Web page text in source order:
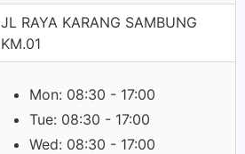
JL RAYA KARANG SAMBUNG
KM.01
Mon: 08:30 - 17:00
Tue: 08:30 - 17:00
Wed: 08:30 - 17:00